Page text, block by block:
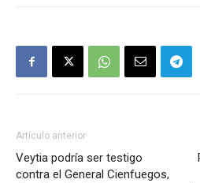
Artículo anterior
Veytia podría ser testigo
contra el General Cienfuegos,